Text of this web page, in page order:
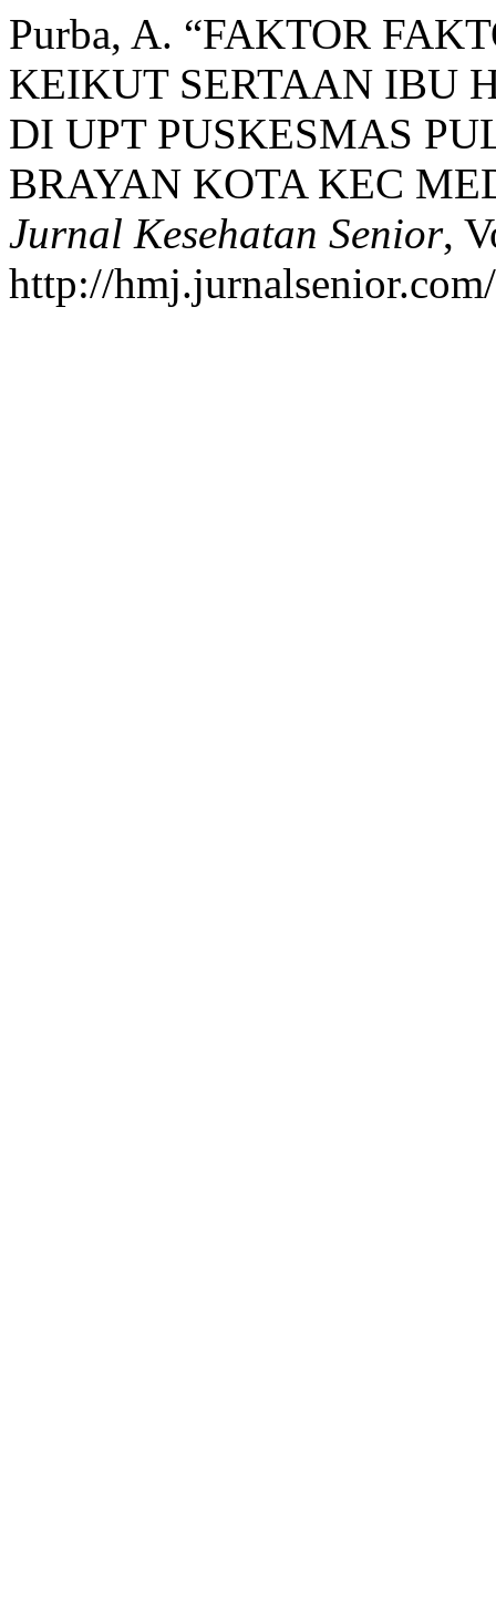
Purba, A. “FAKTOR
KEIKUT SERTAAN IBU
DI UPT PUSKESMAS
BRAYAN KOTA KEC
Jurnal Kesehatan Senior,
http://